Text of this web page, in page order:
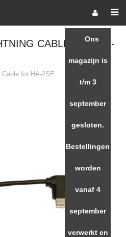
CABLE FOR HA-
for HA-2SE
Ons
magazijn is
t/m 3
september
gesloten.
Bestellingen
worden
vanaf 4
september
verwerkt en